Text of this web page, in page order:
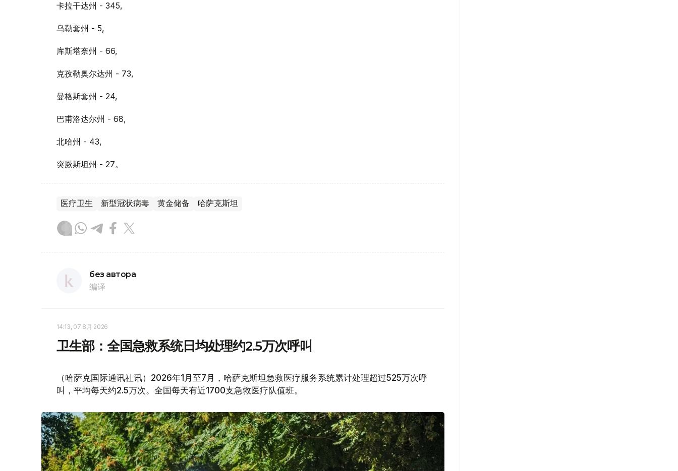
卡拉干达州 - 345,
乌勒套州 - 5,
库斯塔奈州 - 66,
克孜勒奥尔达州 - 73,
曼格斯套州 - 24,
巴甫洛达尔州 - 68,
北哈州 - 43,
突厥斯坦州 - 27。
医疗卫生 新型冠状病毒 黄金储备 哈萨克斯坦
без автора
编译
14:13, 07 8月 2026
卫生部：全国急救系统日均处理约2.5万次呼叫
（哈萨克国际通讯社讯）2026年1月至7月，哈萨克斯坦急救医疗服务系统累计处理超过525万次呼
叫，平均每天约2.5万次。全国每天有近1700支急救医疗队值班。